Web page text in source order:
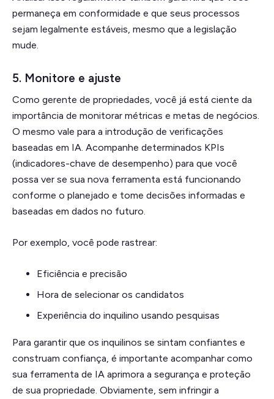
permaneça em conformidade e que seus processos
sejam legalmente estáveis, mesmo que a legislação
mude.
5. Monitore e ajuste
Como gerente de propriedades, você já está ciente da
importância de monitorar métricas e metas de negócios.
O mesmo vale para a introdução de verificações
baseadas em IA. Acompanhe determinados KPIs
(indicadores-chave de desempenho) para que você
possa ver se sua nova ferramenta está funcionando
conforme o planejado e tome decisões informadas e
baseadas em dados no futuro.
Por exemplo, você pode rastrear:
Eficiência e precisão
Hora de selecionar os candidatos
Experiência do inquilino usando pesquisas
Para garantir que os inquilinos se sintam confiantes e
construam confiança, é importante acompanhar como
sua ferramenta de IA aprimora a segurança e proteção
de sua propriedade. Obviamente, sem infringir a